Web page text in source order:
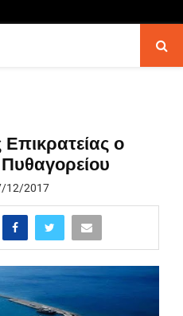
Επικρατείας ο
12/2017